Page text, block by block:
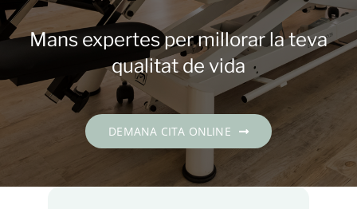
Contacte
Català
Mans expertes per millorar la teva
qualitat de vida
DEMANA CITA ONLINE